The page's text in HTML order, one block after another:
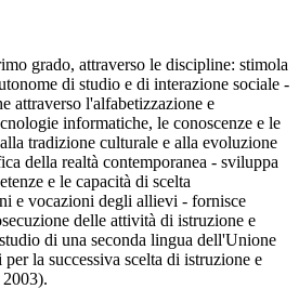
grado, attraverso le discipline: stimola
di studio e di interazione sociale -
attraverso l'alfabetizzazione e
informatiche, le conoscenze e le
tradizione culturale e alla evoluzione
della realtà contemporanea - sviluppa
e le capacità di scelta
e vocazioni degli allievi - fornisce
delle attività di istruzione e
di una seconda lingua dell'Unione
la successiva scelta di istruzione e